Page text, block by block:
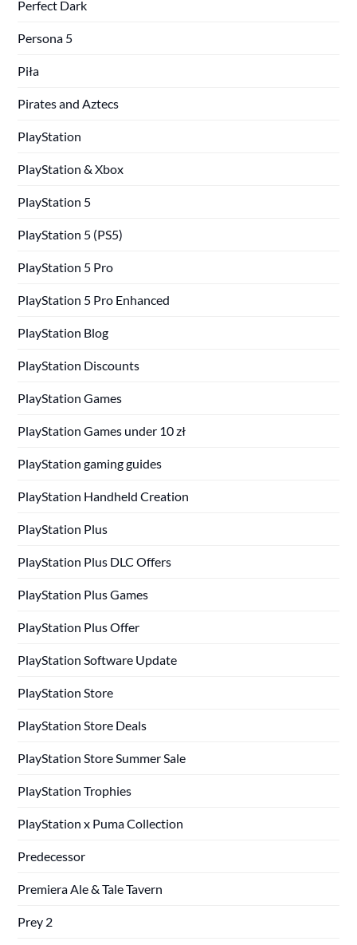
Perfect Dark
Persona 5
Piła
Pirates and Aztecs
PlayStation
PlayStation & Xbox
PlayStation 5
PlayStation 5 (PS5)
PlayStation 5 Pro
PlayStation 5 Pro Enhanced
PlayStation Blog
PlayStation Discounts
PlayStation Games
PlayStation Games under 10 zł
PlayStation gaming guides
PlayStation Handheld Creation
PlayStation Plus
PlayStation Plus DLC Offers
PlayStation Plus Games
PlayStation Plus Offer
PlayStation Software Update
PlayStation Store
PlayStation Store Deals
PlayStation Store Summer Sale
PlayStation Trophies
PlayStation x Puma Collection
Predecessor
Premiera Ale & Tale Tavern
Prey 2